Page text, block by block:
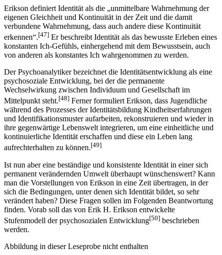
Erikson definiert Identität als die „unmittelbare Wahrnehmung der
eigenen Gleich­heit und Kontinuität in der Zeit und die damit
verbundene Wahrnehmung, dass auch andere diese Kontinuität
erkennen“.[47] Er beschreibt Identität als das bewusste Erleben eines
konstanten Ich-Gefühls, einhergehend mit dem Bewusstsein, auch
von anderen als konstantes Ich wahrgenommen zu werden.
Der Psychoanalytiker bezeichnet die Identitätsentwicklung als eine
psychosoziale Entwicklung, bei der die permanente
Wechselwirkung zwischen Individuum und Gesellschaft im
Mittelpunkt steht.[48] Ferner formuliert Erikson, dass Jugendliche
während des Prozesses der Identi­tätsbildung Kindheitserfahrungen
und Identifika­tionsmuster aufar­bei­ten, rekonstruieren und wieder in
ihre gegenwärtige Lebenswelt integrieren, um eine einheitliche und
kontinuierliche Identität erschaffen und diese ein Leben lang
aufrechterhalten zu können.[49]
Ist nun aber eine beständige und konsistente Identität in einer sich
permanent verändernden Umwelt überhaupt wünschenswert? Kann
man die Vorstellungen von Erikson in eine Zeit übertragen, in der
sich die Bedingungen, unter denen sich Identität bildet, so sehr
verändert haben? Diese Fragen sollen im Folgenden Beantwortung
finden. Vorab soll das von Erik H. Erikson entwickelte
Stufenmodell der psychosozialen Entwicklung[50] beschrieben
werden.
Abbildung in dieser Leseprobe nicht enthalten